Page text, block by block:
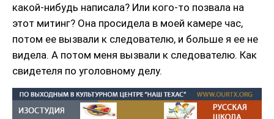
какой-нибудь написала? Или кого-то позвала на
этот митинг? Она просидела в моей камере час,
потом ее вызвали к следователю, и больше я ее не
видела. А потом меня вызвали к следователю. Как
свидетеля по уголовному делу.